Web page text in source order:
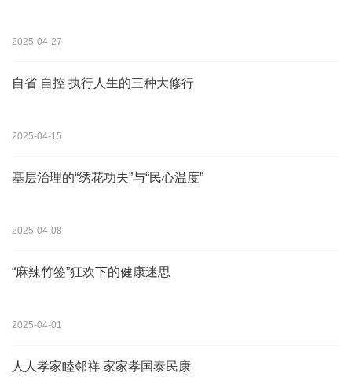
2025-04-27
自省 自控 执行人生的三种大修行
2025-04-15
基层治理的“绣花功夫”与“民心温度”
2025-04-08
“麻辣竹签”狂欢下的健康迷思
2025-04-01
人人孝家睦邻祥 家家孝国泰民康